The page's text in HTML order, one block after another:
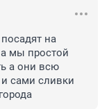
на
мы простой
а они всю
и сами сливки